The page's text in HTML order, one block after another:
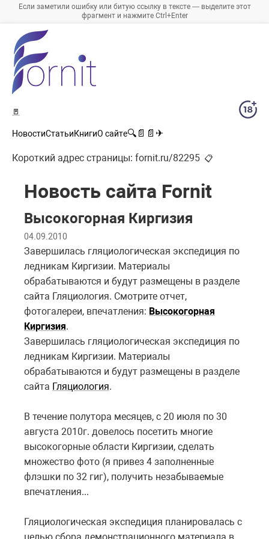
Если заметили ошибку или битую ссылку в тексте — выделите этот
фрагмент и нажмите Ctrl+Enter
🚪
НовостиСтатьиКнигиО сайте🔍 📄 📄 ✈
Короткий адрес страницы: fornit.ru/82295 📋
Новость сайта Fornit
Высокогорная Киргизия
04.09.2010
Завершилась гляциологическая экспедиция по
ледникам Киргизии. Материалы
обрабатываются и будут размещены в разделе
сайта Гляциология. Смотрите отчет,
фотогалереи, впечатления: Высокогорная
Киргизия.
Завершилась гляциологическая экспедиция по
ледникам Киргизии. Материалы
обрабатываются и будут размещены в разделе
сайта Гляциология.
В течение полутора месяцев, с 20 июля по 30
августа 2010г. довелось посетить многие
высокогорные области Киргизии, сделать
множество фото (я привез 4 заполненные
флэшки по 32 гиг), получить незабываемые
впечатления...
Гляциологическая экспедиция планировалась с